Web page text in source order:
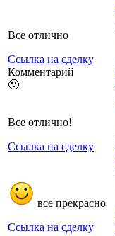
Все отлично
Ссылка на сделку
Комментарий
🙂
Все отлично!
Ссылка на сделку
все прекрасно
Ссылка на сделку